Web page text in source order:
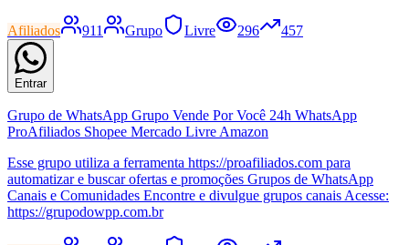
Afiliados 911 Grupo Livre 296 457
Entrar
Grupo de WhatsApp Grupo Vende Por Você 24h WhatsApp
ProAfiliados Shopee Mercado Livre Amazon
Esse grupo utiliza a ferramenta https://proafiliados.com para
automatizar e buscar ofertas e promoções Grupos de WhatsApp
Canais e Comunidades Encontre e divulgue grupos canais Acesse:
https://grupodowpp.com.br